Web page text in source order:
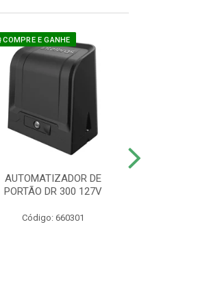
COMPRE E GANHE
AUTOMATIZADOR DE
PORTÃO DR 300 127V
Código: 660301